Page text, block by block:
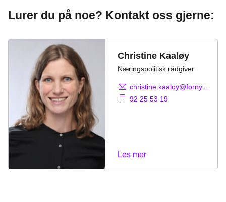
Lurer du på noe? Kontakt oss gjerne:
Christine Kaaløy
Næringspolitisk rådgiver
92 25 53 19
Les mer